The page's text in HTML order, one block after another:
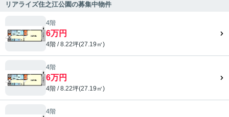
リアライズ住之江公園の募集中物件
4階
6万円
4階 / 8.22坪(27.19㎡)
4階
6万円
4階 / 8.22坪(27.19㎡)
4階